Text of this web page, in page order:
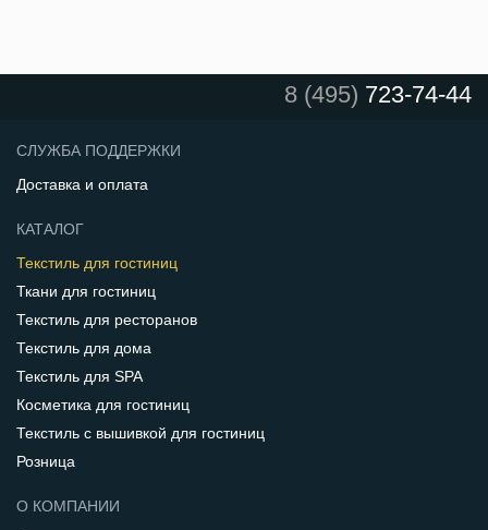
8 (495) 723-74-44
СЛУЖБА ПОДДЕРЖКИ
Доставка и оплата
КАТАЛОГ
Текстиль для гостиниц
Ткани для гостиниц
Текстиль для ресторанов
Текстиль для дома
Текстиль для SPA
Косметика для гостиниц
Текстиль с вышивкой для гостиниц
Розница
О КОМПАНИИ